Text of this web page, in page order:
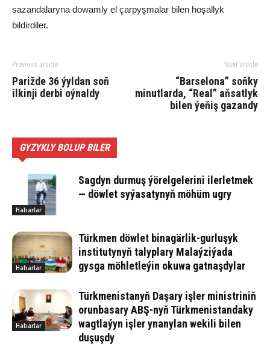
sazandalaryna dowamly el çarpyşmalar bilen hoşallyk
bildirdiler.
Previous article
Parižde 36 ýyldan soň
ilkinji derbi oýnaldy
Next article
“Barselona” soňky
minutlarda, “Real” aňsatlyk
bilen ýeňiş gazandy
GYZYKLY BOLUP BILER
Habarlar
Sagdyn durmuş ýörelgelerini ilerletmek
— döwlet syýasatynyň möhüm ugry
Habarlar
Türkmen döwlet binagärlik-gurluşyk
institutynyň talyplary Malaýziýada
gysga möhletleýin okuwa gatnaşdylar
Habarlar
Türkmenistanyň Daşary işler ministriniň
orunbasary ABŞ-nyň Türkmenistandaky
wagtlaýyn işler ynanylan wekili bilen
duşuşdy